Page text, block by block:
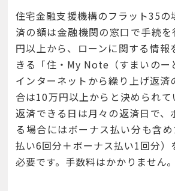
住宅金融支援機構のフラット35の
済の額は金融機関の窓口で手続
円以上から、ローンに関する情報
きる「住・My Note（すまいのー
インターネットから繰り上げ返済
合は10万円以上からと決められて
返済できる日は月々の返済日で、
る場合にはボーナス払い分も含
払い6回分＋ボーナス払い1回分）
必要です。手数料はかかりません。